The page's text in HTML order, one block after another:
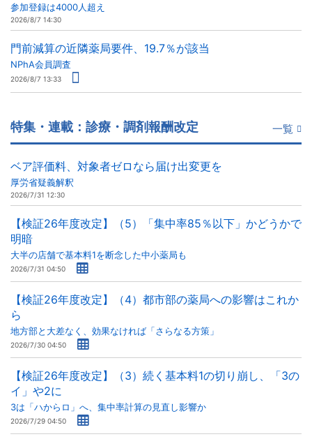
参加登録は4000人超え
2026/8/7 14:30
門前減算の近隣薬局要件、19.7％が該当
NPhA会員調査
2026/8/7 13:33
特集・連載：診療・調剤報酬改定 一覧
ベア評価料、対象者ゼロなら届け出変更を
厚労省疑義解釈
2026/7/31 12:30
【検証26年度改定】（5）「集中率85％以下」かどうかで
明暗
大半の店舗で基本料1を断念した中小薬局も
2026/7/31 04:50
【検証26年度改定】（4）都市部の薬局への影響はこれか
ら
地方部と大差なく、効果なければ「さらなる方策」
2026/7/30 04:50
【検証26年度改定】（3）続く基本料1の切り崩し、「3の
イ」や2に
3は「ハからロ」へ、集中率計算の見直し影響か
2026/7/29 04:50